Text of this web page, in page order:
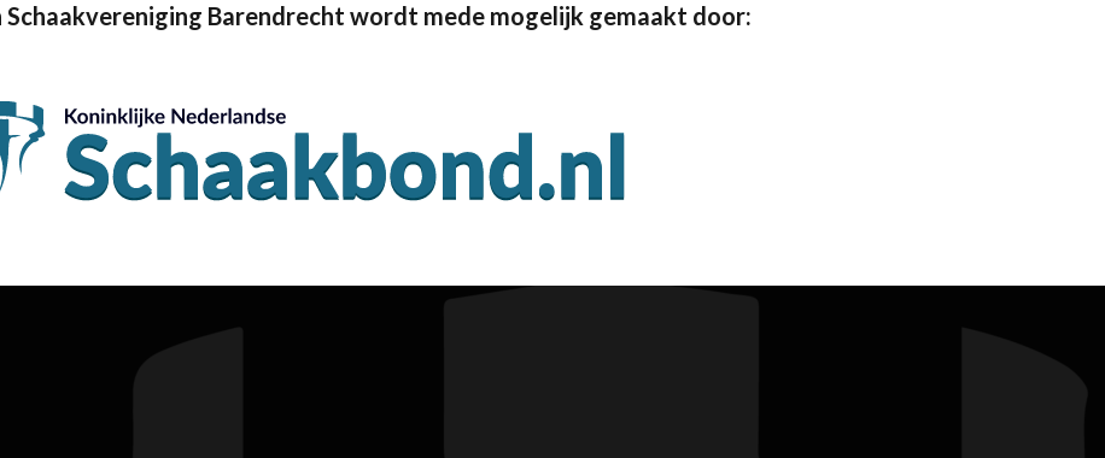
Schaakvereniging Barendrecht wordt mede mogelijk gemaakt door: